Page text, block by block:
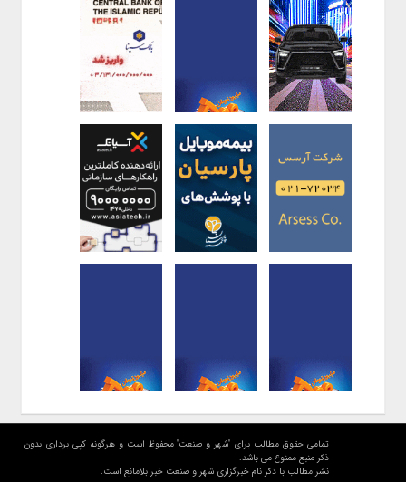
تمامی حقوق مطالب برای "شهر و صنعت" محفوظ است و هرگونه کپی برداری بدون
ذکر منبع ممنوع می باشد.
نشر مطالب با ذکر نام خبرگزاری شهر و صنعت خبر بلامانع است.